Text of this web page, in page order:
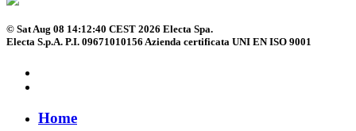
© Sat Aug 08 14:12:40 CEST 2026 Electa Spa.
Electa S.p.A. P.I. 09671010156 Azienda certificata UNI EN ISO 9001
Home